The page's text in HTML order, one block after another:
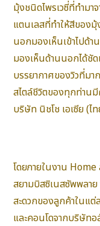
มุ้งชนิดไพรเวซี่ที่ทำมา
แตนเลสที่ทำให้สีของมุ้
นอกมองเห็นเข้าไปด้า
มองเห็นด้านนอกได้ชัด
บรรยากาศของวิวที่มา
สไตล์ชีวิตของทุกท่านมี
บริษัท นิชโช เอเซีย (ไ
โดยภายในงาน
สยามบิสซิเนสซัพพลาย
สะดวกของลูกค้าในแ
และคอนโดจากบริษัท